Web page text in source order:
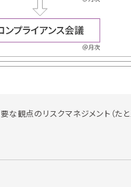
観点のリスクマネジメント（たと